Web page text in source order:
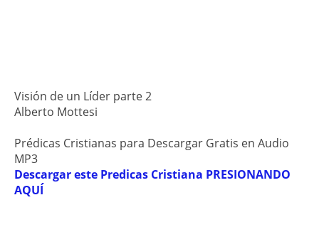
Visión de un Líder parte 2
Alberto Mottesi
Prédicas Cristianas para Descargar Gratis en Audio
MP3
Descargar este Predicas Cristiana PRESIONANDO
AQUÍ